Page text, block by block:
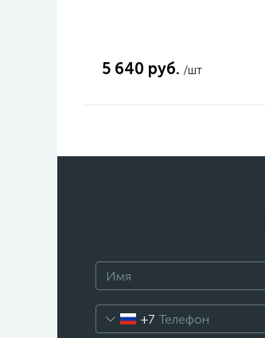
5 640 руб. /шт
+7